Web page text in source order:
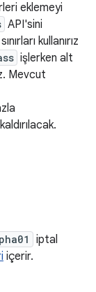
eklemeyi
API'sini
kullanırız
işlerken alt
Mevcut
iptal
içerir.